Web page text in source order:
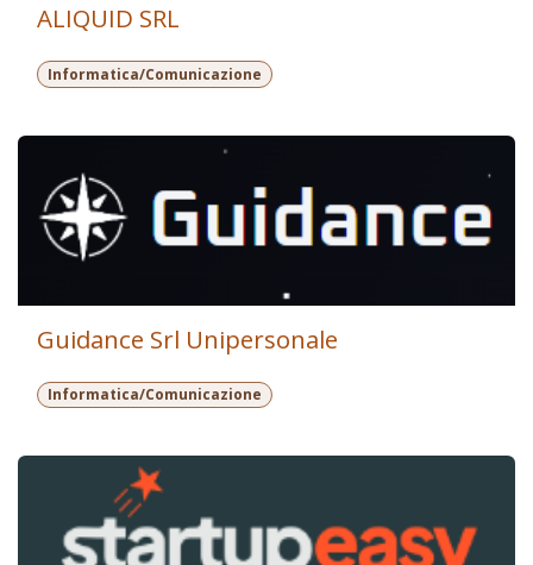
ALIQUID SRL
Informatica/Comunicazione
Guidance Srl Unipersonale
Informatica/Comunicazione